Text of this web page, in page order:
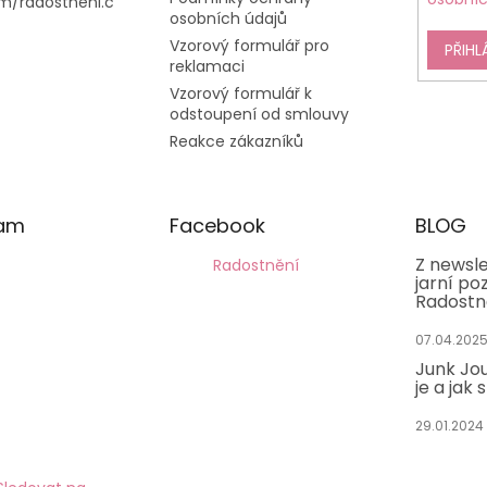
osobních údajů
Vzorový formulář pro
reklamaci
Vzorový formulář k
odstoupení od smlouvy
Reakce zákazníků
Facebook
Radostnění
BLOG
Z
jarní
07.04.2025
Junk
je a jak
29.01.2024